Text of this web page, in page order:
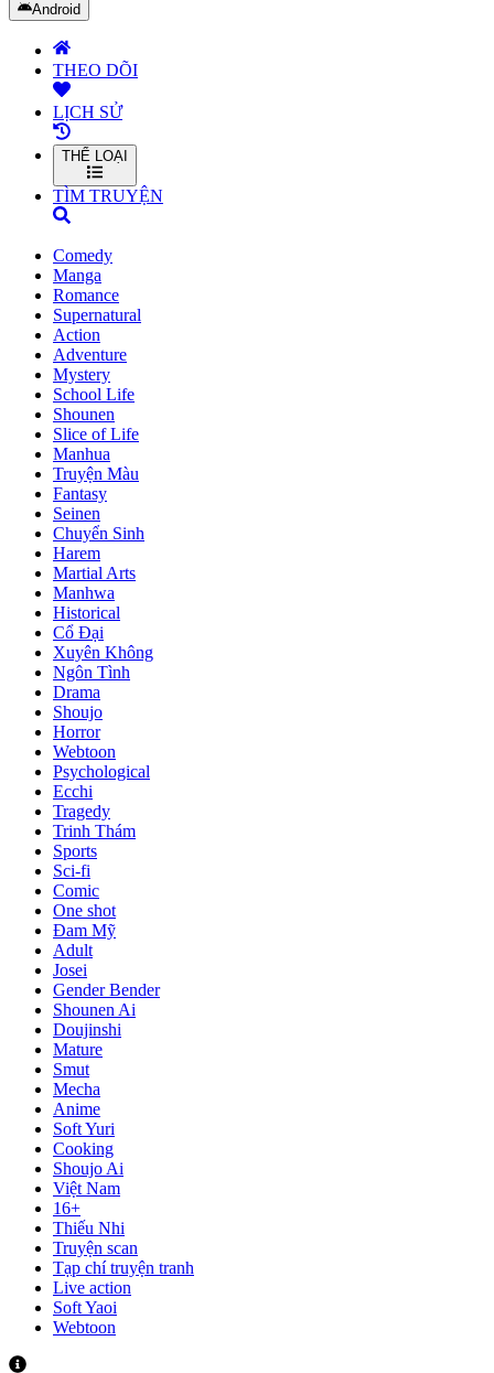
Android
THEO DÕI
LỊCH SỬ
THỂ LOẠI
TÌM TRUYỆN
Comedy
Manga
Romance
Supernatural
Action
Adventure
Mystery
School Life
Shounen
Slice of Life
Manhua
Truyện Màu
Fantasy
Seinen
Chuyển Sinh
Harem
Martial Arts
Manhwa
Historical
Cổ Đại
Xuyên Không
Ngôn Tình
Drama
Shoujo
Horror
Webtoon
Psychological
Ecchi
Tragedy
Trinh Thám
Sports
Sci-fi
Comic
One shot
Đam Mỹ
Adult
Josei
Gender Bender
Shounen Ai
Doujinshi
Mature
Smut
Mecha
Anime
Soft Yuri
Cooking
Shoujo Ai
Việt Nam
16+
Thiếu Nhi
Truyện scan
Tạp chí truyện tranh
Live action
Soft Yaoi
Webtoon